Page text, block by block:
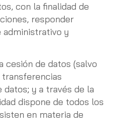
con la finalidad de
responder
y
cesión de datos (salvo
datos; y a través de la
dispone de todos los
en materia de